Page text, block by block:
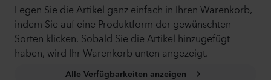
Legen Sie die Artikel ganz einfach in Ihren Warenkorb,
indem Sie auf eine Produktform der gewünschten
Sorten klicken. Sobald Sie die Artikel hinzugefügt
haben, wird Ihr Warenkorb unten angezeigt.
Alle Verfügbarkeiten anzeigen